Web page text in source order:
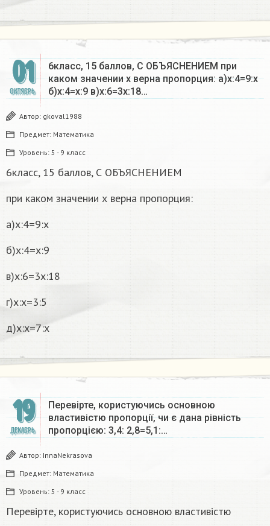
01
ОКТЯБРЬ
6класс, 15 баллов, С ОБЪЯСНЕНИЕМ при
каком значении х верна пропорция: а)х:4=9:х
б)х:4=х:9 в)х:6=3х:18…
Автор: gkoval1988
Предмет: Математика
Уровень: 5 - 9 класс
6класс, 15 баллов, С ОБЪЯСНЕНИЕМ
при каком значении х верна пропорция:
а)х:4=9:х
б)х:4=х:9
в)х:6=3х:18
г)х:х=3:5
д)х:х=7:х
19
ДЕКАБРЬ
Перевірте, користуючись основною
властивістю пропорції, чи є дана рiвнiсть
пропорцією: 3,4: 2,8=5,1:…
Автор: InnaNekrasova
Предмет: Математика
Уровень: 5 - 9 класс
Перевірте, користуючись основною властивістю